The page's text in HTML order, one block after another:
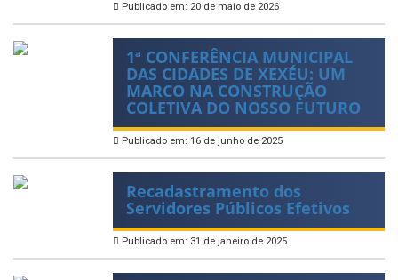
Publicado em: 20 de maio de 2026
1ª CONFERÊNCIA MUNICIPAL
DAS CIDADES DE XEXÉU: UM
MARCO NA CONSTRUÇÃO
COLETIVA DO NOSSO FUTURO
Publicado em: 16 de junho de 2025
Recadastramento dos
Servidores Públicos Efetivos
Publicado em: 31 de janeiro de 2025